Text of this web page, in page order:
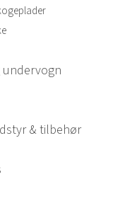
undervogn
& tilbehør